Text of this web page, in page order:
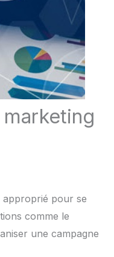
approprié pour se
comme le
une campagne